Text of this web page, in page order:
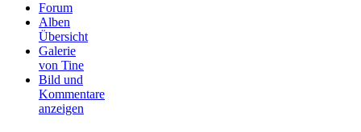
Forum
Alben
Übersicht
Galerie
von Tine
Bild und
Kommentare
anzeigen